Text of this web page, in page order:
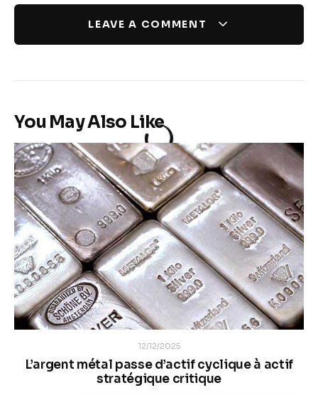
LEAVE A COMMENT
You May Also Like
12/12/2025
L’argent métal passe d’actif cyclique à actif
stratégique critique